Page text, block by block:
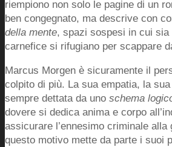
riempiono non solo le pagine di un
ben congegnato, ma descrive con
della mente, spazi sospesi in cui
carnefice si rifugiano per scappare
Marcus Morgen è sicuramente il
colpito di più. La sua empatia, la
sempre dettata da uno schema
dovere si dedica anima e corpo
assicurare l’ennesimo criminale alla
questo motivo mette da parte i suoi